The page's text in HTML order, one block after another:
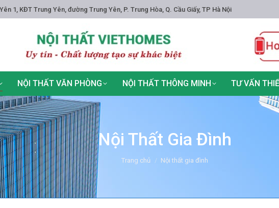
1, KĐT Trung Yên, đường Trung Yên, P. Trung Hòa, Q. Cầu Giấy, TP Hà Nội
NỘI THẤT VĂN PHÒNG NỘI THẤT THÔNG MINH TƯ VẤN
Nội Thất Gia Đình
You are here:
Trang chủ Nội thất gia đình